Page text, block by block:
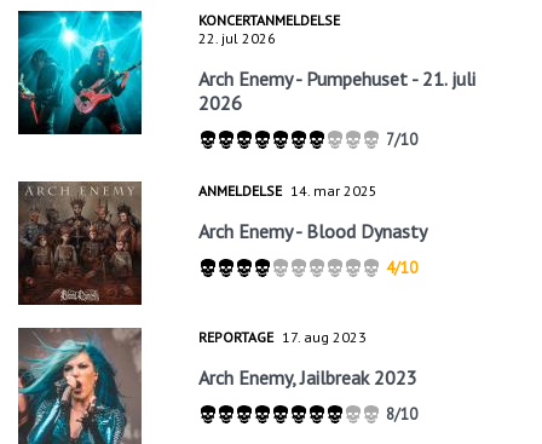
KONCERTANMELDELSE
22. jul 2026
Arch Enemy - Pumpehuset - 21. juli
2026
7/10
ANMELDELSE 14. mar 2025
Arch Enemy - Blood Dynasty
4/10
REPORTAGE 17. aug 2023
Arch Enemy, Jailbreak 2023
8/10